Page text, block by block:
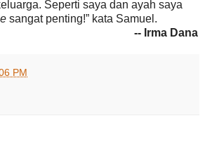
Seperti saya dan ayah saya
sangat penting!” kata Samuel.
-- Irma Dana
PM